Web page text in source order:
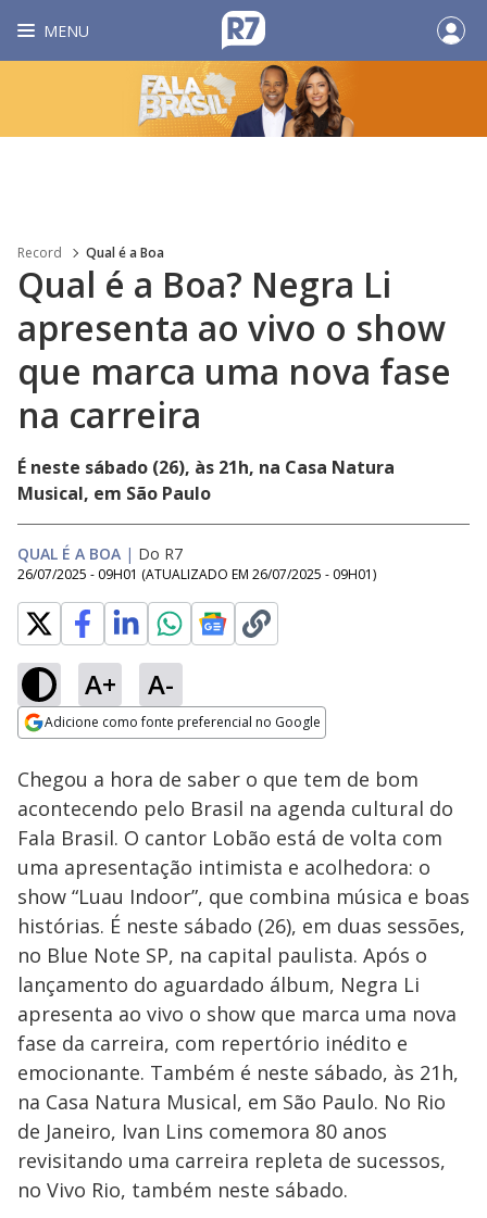
MENU
Record Qual é a Boa
Qual é a Boa? Negra Li
apresenta ao vivo o show
que marca uma nova fase
na carreira
É neste sábado (26), às 21h, na Casa Natura
Musical, em São Paulo
QUAL É A BOA | Do R7
26/07/2025 - 09H01 (ATUALIZADO EM 26/07/2025 - 09H01)
A+ A-
Adicione como fonte preferencial no Google
após usar caneta
emagrecedora sem
prescrição médica
Ativar
Loaded:
43.95%
Chegou a hora de saber o que tem de bom
acontecendo pelo Brasil na agenda cultural do
Fala Brasil. O cantor Lobão está de volta com
uma apresentação intimista e acolhedora: o
show “Luau Indoor”, que combina música e boas
histórias. É neste sábado (26), em duas sessões,
no Blue Note SP, na capital paulista. Após o
lançamento do aguardado álbum, Negra Li
apresenta ao vivo o show que marca uma nova
fase da carreira, com repertório inédito e
emocionante. Também é neste sábado, às 21h,
na Casa Natura Musical, em São Paulo. No Rio
de Janeiro, Ivan Lins comemora 80 anos
revisitando uma carreira repleta de sucessos,
no Vivo Rio, também neste sábado.